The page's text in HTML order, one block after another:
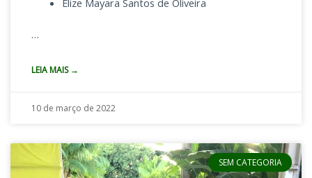
…
LEIA MAIS →
10 de março de 2022
SEM CATEGORIA